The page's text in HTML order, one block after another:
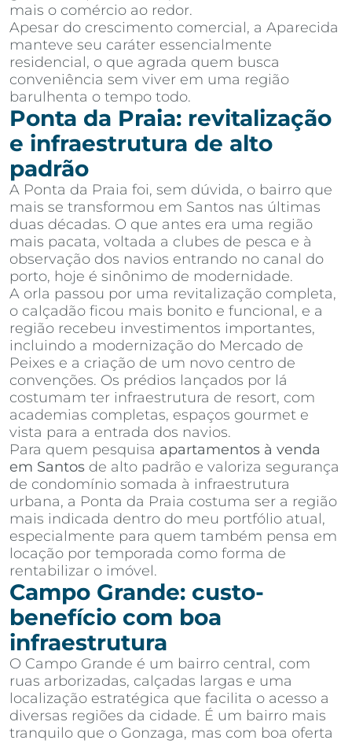
mais o comércio ao redor.
Apesar do crescimento comercial, a Aparecida
manteve seu caráter essencialmente
residencial, o que agrada quem busca
conveniência sem viver em uma região
barulhenta o tempo todo.
Ponta da Praia: revitalização
e infraestrutura de alto
padrão
A Ponta da Praia foi, sem dúvida, o bairro que
mais se transformou em Santos nas últimas
duas décadas. O que antes era uma região
mais pacata, voltada a clubes de pesca e à
observação dos navios entrando no canal do
porto, hoje é sinônimo de modernidade.
A orla passou por uma revitalização completa,
o calçadão ficou mais bonito e funcional, e a
região recebeu investimentos importantes,
incluindo a modernização do Mercado de
Peixes e a criação de um novo centro de
convenções. Os prédios lançados por lá
costumam ter infraestrutura de resort, com
academias completas, espaços gourmet e
vista para a entrada dos navios.
Para quem pesquisa apartamentos à venda
em Santos de alto padrão e valoriza segurança
de condomínio somada à infraestrutura
urbana, a Ponta da Praia costuma ser a região
mais indicada dentro do meu portfólio atual,
especialmente para quem também pensa em
locação por temporada como forma de
rentabilizar o imóvel.
Campo Grande: custo-
benefício com boa
infraestrutura
O Campo Grande é um bairro central, com
ruas arborizadas, calçadas largas e uma
localização estratégica que facilita o acesso a
diversas regiões da cidade. É um bairro mais
tranquilo que o Gonzaga, mas com boa oferta